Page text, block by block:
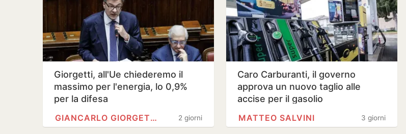
Giorgetti, all'Ue chiederemo il
massimo per l'energia, lo 0,9%
per la difesa
2 giorni
GIANCARLO GIORGETTI
Caro Carburanti, il governo
approva un nuovo taglio alle
accise per il gasolio
3 giorni
MATTEO SALVINI